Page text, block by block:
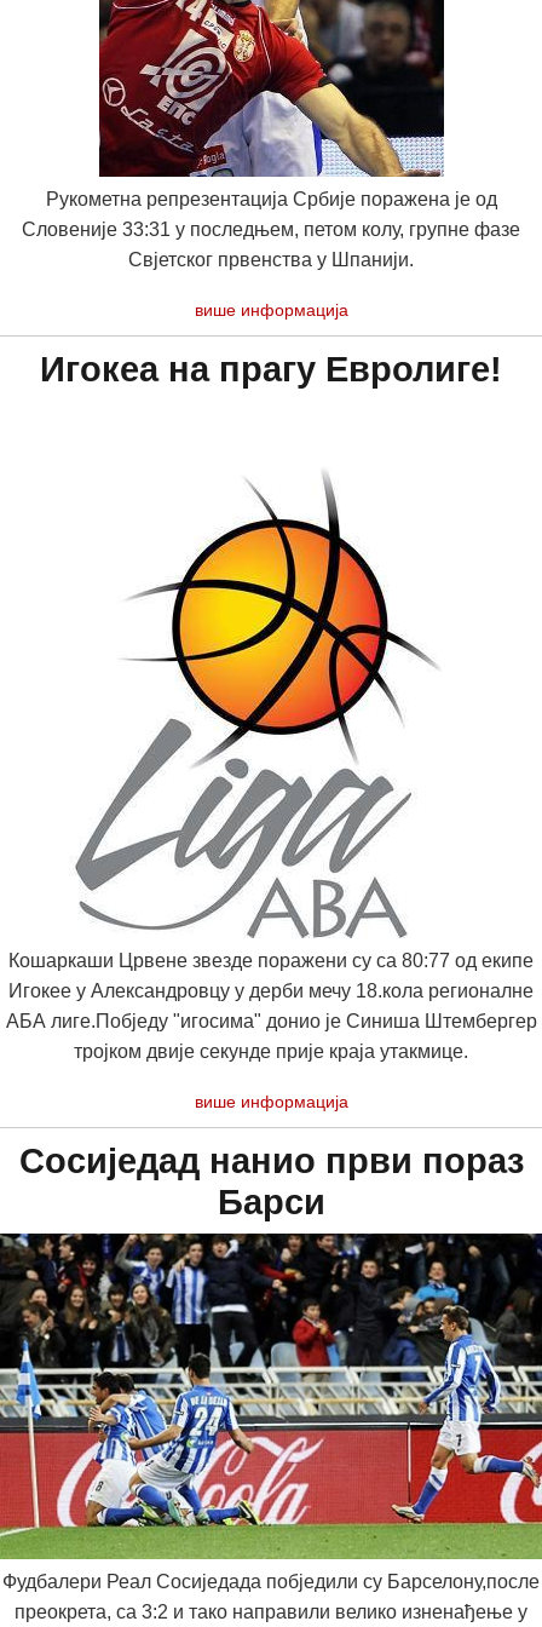
Рукометна репрезентација Србије поражена је од
Словеније 33:31 у последњем, петом колу, групне фазе
Свјетског првенства у Шпанији.
више информација
Игокеа на прагу Евролиге!
Кошаркаши Црвене звезде поражени су са 80:77 од екипе
Игокее у Александровцу у дерби мечу 18.кола регионалне
АБА лиге.Побједу "игосима" донио је Синиша Штембергер
тројком двије секунде прије краја утакмице.
више информација
Сосиједад нанио први пораз
Барси
Фудбалери Реал Сосиједада побједили су Барселону,после
преокрета, са 3:2 и тако направили велико изненађење у